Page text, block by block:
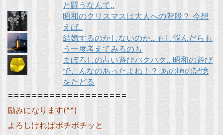
と闘うなんて..
昭和のクリスマスは大人への階段？ 今想
えば..
結婚するのかしないのか.. もし悩んだらも
う一度考えてみるのも
まぼろしの占い遊びパクパク.. 昭和の遊び
でこんなのあったよね！？ あの頃の記憶
をたどる
====================
励みになります(^^)
よろしければポチポチッと